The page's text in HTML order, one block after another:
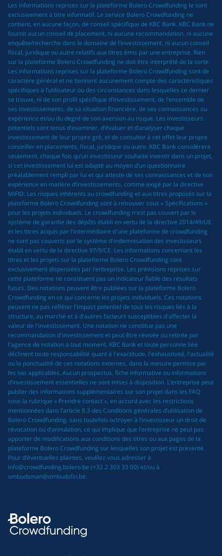
Les informations reprises sur la plateforme Bolero Crowdfunding le sont
exclusivement à titre informatif. Le service Bolero Crowdfunding ne
contient, en aucune façon, de conseil spécifique de KBC Bank. KBC Bank ne
fournit aucun conseil de placement, ni aucune recommandation, ni aucune
enquête/recherche dans le domaine de l’investissement, ni aucun conseil
fiscal, juridique ou autre relatifs aux titres émis par une entreprise. Rien
sur la plateforme Bolero Crowdfunding ne doit être interprété de la sorte.
Les informations reprises sur la plateforme Bolero Crowdfunding sont de
caractère général et ne tiennent aucunement compte des caractéristiques
spécifiques à l’utilisateur ou des circonstances dans lesquelles ce dernier
se trouve, ni de son profil spécifique d’investissement, de l’ensemble de
ses investissements, de sa situation financière, de ses connaissances ou
expérience et/ou du degré de son aversion au risque. Les investisseurs
potentiels sont tenus d’examiner, d’évaluer et d’analyser chaque
investissement de leur propre gré, et de consulter à cet effet leur propre
conseiller en placements, fiscal, juridique ou autre. KBC Bank considérera
seulement, chaque fois qu’un investisseur souhaite investir dans un projet,
si cet investissement lui est adapté au moyen d’un questionnaire
préalablement rempli par lui et qui atteste de ses connaissances et de son
expérience en matière d’investissements, comme exigé par la directive
MiFID. Les risques inhérents au crowdfunding et aux titres proposés sur la
plateforme Bolero Crowdfunding sont à retrouver sous « Spécifications »
pour les projets individuels. Le crowdfunding n'est pas couvert par le
système de garantie des dépôts établi en vertu de la directive 2014/49/UE
et les titres acquis par l'intermédiaire d'une plateforme de crowdfunding
ne sont pas couverts par le système d'indemnisation des investisseurs
établi en vertu de la directive 97/9/CE. Les informations concernant les
titres et les projets sur la plateforme Bolero Crowdfunding sont
exclusivement dispensées par l’entreprise. Les prévisions reprises sur
cette plateforme ne constituent pas un indicateur fiable des résultats
futurs. Des notations peuvent être publiées sur la plateforme Bolero
Crowdfunding en ce qui concerne les projets individuels. Ces notations
peuvent ne pas refléter l'impact potentiel de tous les risques liés à la
structure, au marché et à d'autres facteurs susceptibles d'affecter la
valeur de l'investissement. Une notation ne constitue pas une
recommandation d'investissement et peut être révisée ou retirée par
l'agence de notation à tout moment. KBC Bank et toute personne liée
déclinent toute responsabilité quant à l'exactitude, l'exhaustivité, l'actualité
ou la ponctualité de ces notations externes, dans la mesure permise par
les lois applicables. Aucun prospectus, fiche informative ou informations
d’investissement essentielles ne sont mises à disposition. L’entreprise peut
publier des informations supplémentaires sur son projet dans les FAQ
sous la rubrique « Prendre contact », en accord avec les restrictions
mentionnées dans l’article 8.3 des Conditions générales d’utilisation de
Bolero Crowdfunding, sans toutefois octroyer à l’investisseur un droit de
révocation ou d’annulation, ce qui implique que l’entreprise ne peut pas
apporter de modifications aux conditions des titres ou aux pages de la
plateforme Bolero Crowdfunding sur lesquelles son projet est présenté.
Pour d’éventuelles plaintes, veuillez vous adresser à
info@crowdfunding.bolero.be (+32 2 303 33 00) et/ou à
ombudsman@ombudsfin.be.